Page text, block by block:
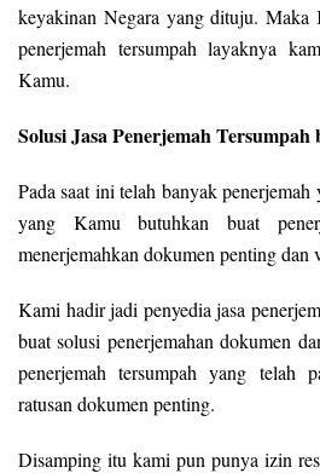
keyakinan Negara yang dituju. Maka
penerjemah tersumpah layaknya
Kamu.
Solusi Jasa Penerjemah
Pada saat ini telah banyak
yang Kamu butuhkan buat
menerjemahkan dokumen penting dan
Kami hadir jadi penyedia jasa
buat solusi penerjemahan dokumen
penerjemah tersumpah yang telah
ratusan dokumen penting.
Disamping itu kami pun punya izin